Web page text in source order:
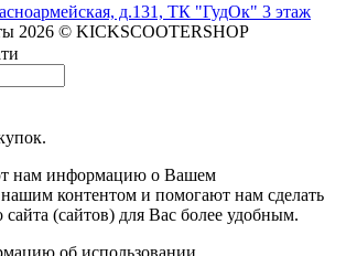
д.131, ТК "ГудОк" 3 этаж
2026 © KICKSCOOTERSHOP
нам информацию о Вашем
контентом и помогают нам сделать
(сайтов) для Вас более удобным.
об использовании